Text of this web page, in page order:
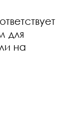
для
на